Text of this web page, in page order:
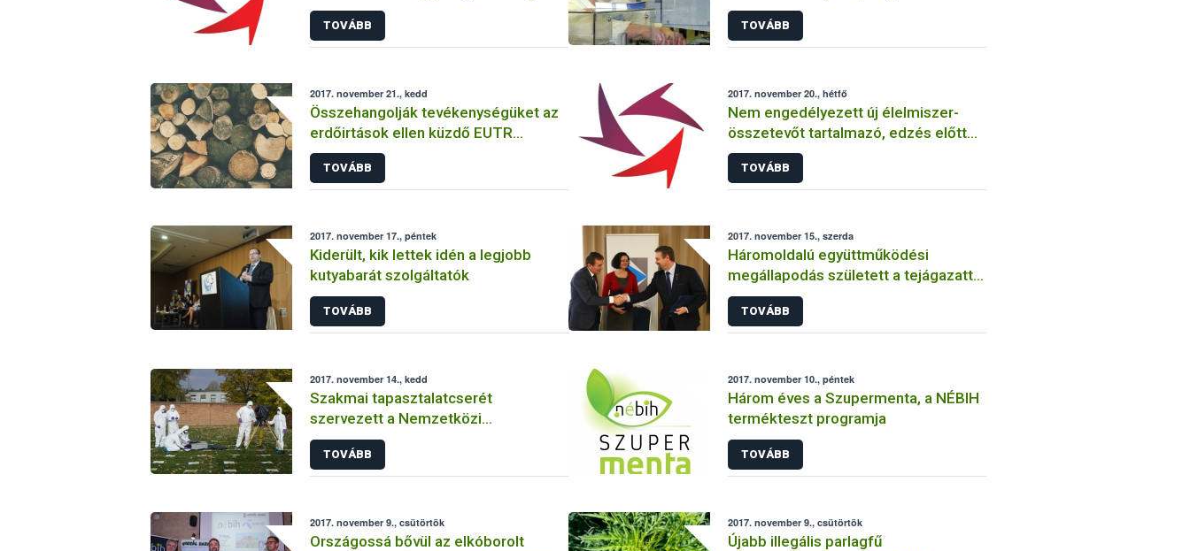
is forgalomba hozott etetőcumiból
TOVÁBB TOVÁBB
2017. november 21., kedd
Összehangolják tevékenységüket az
erdőirtások ellen küzdő EUTR
hatóságok
TOVÁBB
2017. november 20., hétfő
Nem engedélyezett új élelmiszer-
összetevőt tartalmazó, edzés előtt
ajánlott kapszulát árultak a magyar
webáruházakban
TOVÁBB
2017. november 17., péntek
Kiderült, kik lettek idén a legjobb
kutyabarát szolgáltatók
TOVÁBB
2017. november 15., szerda
Háromoldalú együttműködési
megállapodás született a tejágazattal
kapcsolatos adatszolgáltatás
fejlesztéséért
TOVÁBB
2017. november 14., kedd
Szakmai tapasztalatcserét
szervezett a Nemzetközi
Atomenergia Ügynökség és a NÉBIH
TOVÁBB
2017. november 10., péntek
Három éves a Szupermenta, a NÉBIH
termékteszt programja
TOVÁBB
2017. november 9., csütörtök
Országossá bővül az elkóborolt
2017. november 9., csütörtök
Újabb illegális parlagfű